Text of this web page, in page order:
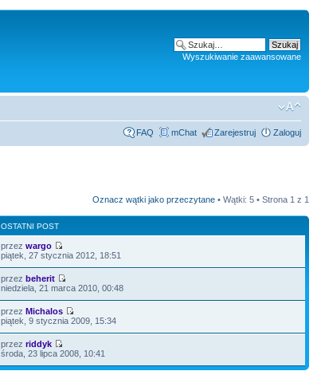
Wyszukiwanie zaawansowane
FAQ mChat Zarejestruj Zaloguj
Oznacz wątki jako przeczytane • Wątki: 5 • Strona 1 z 1
OSTATNI POST
przezwargo
piątek, 27 stycznia 2012, 18:51
przezbeherit
niedziela, 21 marca 2010, 00:48
przezMichalos
piątek, 9 stycznia 2009, 15:34
przezriddyk
środa, 23 lipca 2008, 10:41